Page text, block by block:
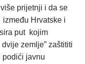
prijetnji i da se
Hrvatske i
put kojim
zemlje” zaštititi
javnu